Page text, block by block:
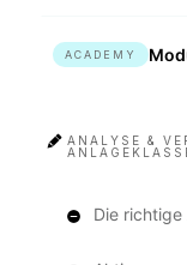
ACADEMY
ANALYSE &
Die richtige